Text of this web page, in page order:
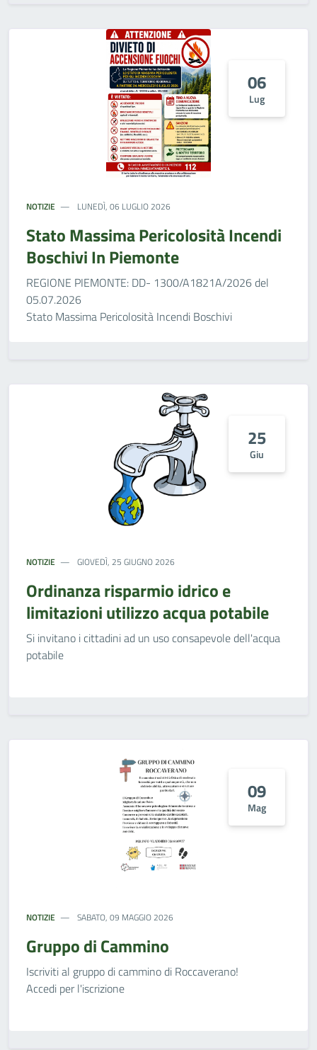
06
Lug
NOTIZIE LUNEDÌ, 06 LUGLIO 2026
Stato Massima Pericolosità Incendi
Boschivi In Piemonte
REGIONE PIEMONTE: DD- 1300/A1821A/2026 del
05.07.2026
Stato Massima Pericolosità Incendi Boschivi
25
Giu
NOTIZIE GIOVEDÌ, 25 GIUGNO 2026
Ordinanza risparmio idrico e
limitazioni utilizzo acqua potabile
Si invitano i cittadini ad un uso consapevole dell'acqua
potabile
09
Mag
NOTIZIE SABATO, 09 MAGGIO 2026
Gruppo di Cammino
Iscriviti al gruppo di cammino di Roccaverano!
Accedi per l'iscrizione